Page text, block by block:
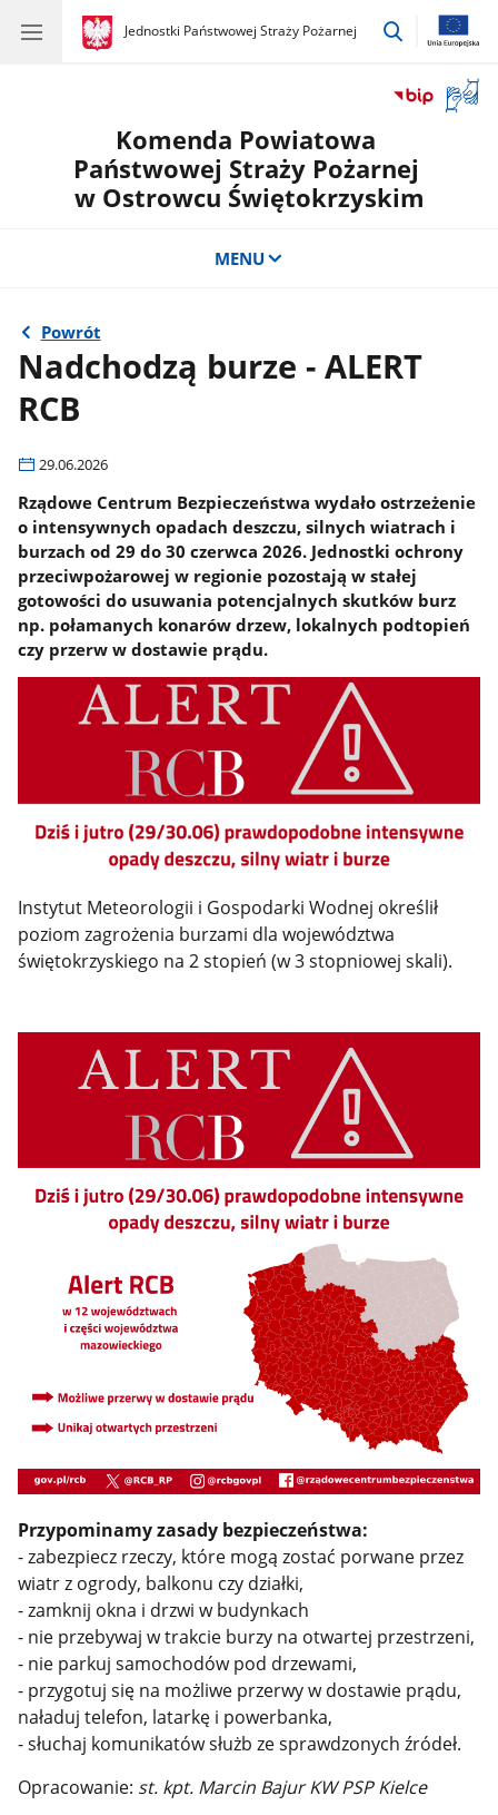
gov.pl
Jednostki Państwowej Straży Pożarnej
gov.pl
Jednostki
przejdź
okno
Komenda Powiatowa
Państwowej Straży Pożarnej
w Ostrowcu Świętokrzyskim
MENU
Powrót
Nadchodzą burze - ALERT
RCB
29.06.2026
Rządowe Centrum Bezpieczeństwa wydało ostrzeżenie
o intensywnych opadach deszczu, silnych wiatrach i
burzach od 29 do 30 czerwca 2026. Jednostki ochrony
przeciwpożarowej w regionie pozostają w stałej
gotowości do usuwania potencjalnych skutków burz
np. połamanych konarów drzew, lokalnych podtopień
czy przerw w dostawie prądu.
Instytut Meteorologii i Gospodarki Wodnej określił
poziom zagrożenia burzami dla województwa
świętokrzyskiego na 2 stopień (w 3 stopniowej skali).
Przypominamy zasady bezpieczeństwa:
- zabezpiecz rzeczy, które mogą zostać porwane przez
wiatr z ogrody, balkonu czy działki,
-zamknij okna i drzwi w budynkach
- nie przebywaj w trakcie burzy na otwartej przestrzeni,
- nie parkuj samochodów pod drzewami,
- przygotuj się na możliwe przerwy w dostawie prądu,
naładuj telefon, latarkę i powerbanka,
-słuchaj komunikatów służb ze sprawdzonych źródeł.
Opracowanie: st. kpt. Marcin Bajur KW PSP Kielce